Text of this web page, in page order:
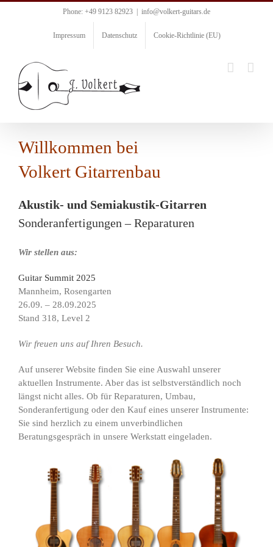
Phone: +49 9123 82923 info@volkert-guitars.de
Impressum Datenschutz Cookie-Richtlinie (EU)
Willkommen bei
Volkert Gitarrenbau
Akustik- und Semiakustik-Gitarren
Sonderanfertigungen – Reparaturen
Wir stellen aus:
Guitar Summit 2025
Mannheim, Rosengarten
26.09. – 28.09.2025
Stand 318, Level 2
Wir freuen uns auf Ihren Besuch.
Auf unserer Website finden Sie eine Auswahl unserer
aktuellen Instrumente. Aber das ist selbstverständlich noch
längst nicht alles. Ob für Reparaturen, Umbau,
Sonderanfertigung oder den Kauf eines unserer Instrumente:
Sie sind herzlich zu einem unverbindlichen
Beratungsgespräch in unsere Werkstatt eingeladen.